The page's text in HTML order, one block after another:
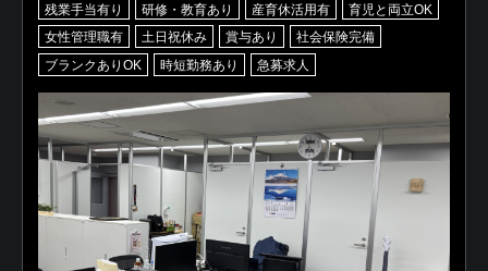
残業手当有り
研修・教育あり 産育休活用有
育児と両立OK
女性管理職有
土日祝休み 賞与あり
社会保険完備
ブランクありOK
時短勤務あり 急募求人